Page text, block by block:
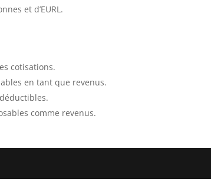
et d’EURL.
cotisations.
en tant que revenus.
comme revenus.